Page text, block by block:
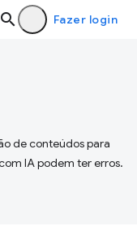
Fazer login
de conteúdos para
IA podem ter erros.